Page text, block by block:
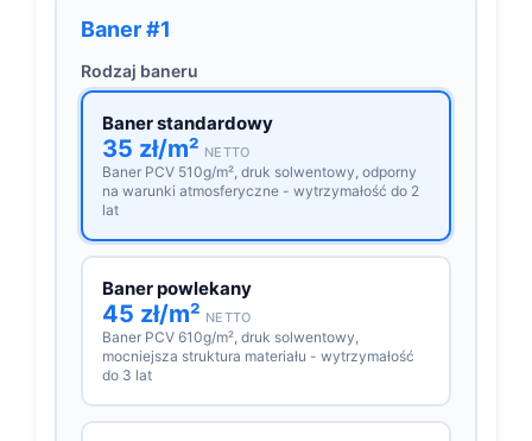
Baner #1
Rodzaj baneru
Baner standardowy
35 zł/m² NETTO
Baner PCV 510g/m², druk solwentowy, odporny
na warunki atmosferyczne - wytrzymałość do 2
lat
Baner powlekany
45 zł/m² NETTO
Baner PCV 610g/m², druk solwentowy,
mocniejsza struktura materiału - wytrzymałość
do 3 lat